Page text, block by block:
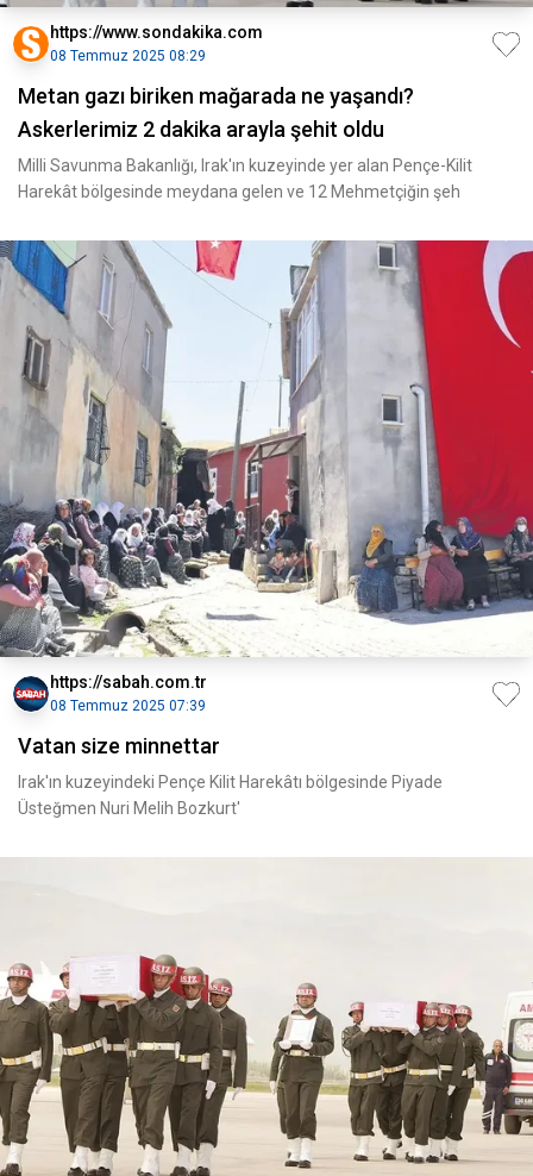
https://www.sondakika.com
08 Temmuz 2025 08:29
Metan gazı biriken mağarada ne yaşandı?
Askerlerimiz 2 dakika arayla şehit oldu
Milli Savunma Bakanlığı, Irak'ın kuzeyinde yer alan Pençe-Kilit
Harekât bölgesinde meydana gelen ve 12 Mehmetçiğin şeh
https://sabah.com.tr
08 Temmuz 2025 07:39
Vatan size minnettar
Irak'ın kuzeyindeki Pençe Kilit Harekâtı bölgesinde Piyade
Üsteğmen Nuri Melih Bozkurt'